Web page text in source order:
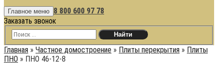
Главное меню 8 800 600 97 78
Заказать звонок
Главная » Частное домостроение » Плиты перекрытия » Плиты
ПНО » ПНО 46-12-8